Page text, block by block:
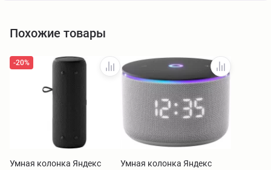
Похожие товары
-20%
Умная колонка Яндекс
Умная колонка Яндекс